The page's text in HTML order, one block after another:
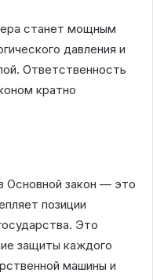
станет мощным
давления и
Ответственность
кратно
Основной закон — это
позиции
Это
защиты каждого
машины и